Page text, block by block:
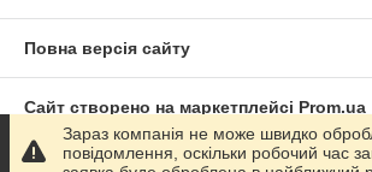
Повна версія сайту
Сайт створено на маркетплейсі Prom.ua
Політика конфіденційності
Зараз компанія не може швидко
повідомлення, оскільки робочий час